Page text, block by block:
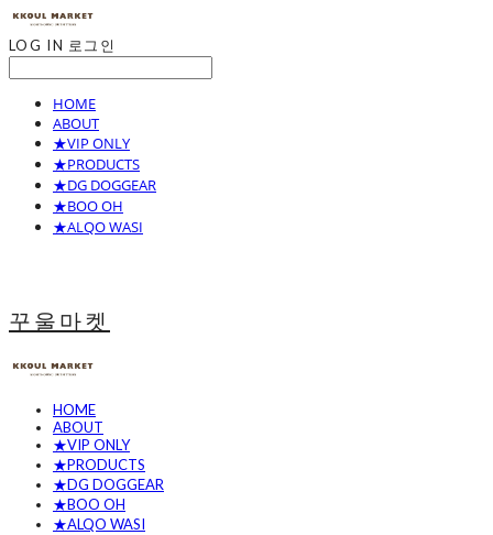
LOG IN 로그인
HOME
ABOUT
★VIP ONLY
★PRODUCTS
★DG DOGGEAR
★BOO OH
★ALQO WASI
꾸울마켓
HOME
ABOUT
★VIP ONLY
★PRODUCTS
★DG DOGGEAR
★BOO OH
★ALQO WASI